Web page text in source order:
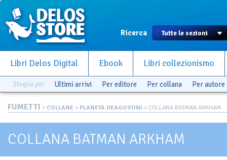
Ricerca
Libri Delos Digital Ebook Libri collezionismo
Sfoglia per Ultimi arrivi Per editore Per collana Per autore
FUMETTI > COLLANE > PLANETA DEAGOSTINI > COLLANA BATMAN ARKHAM
COLLANA BATMAN ARKHAM